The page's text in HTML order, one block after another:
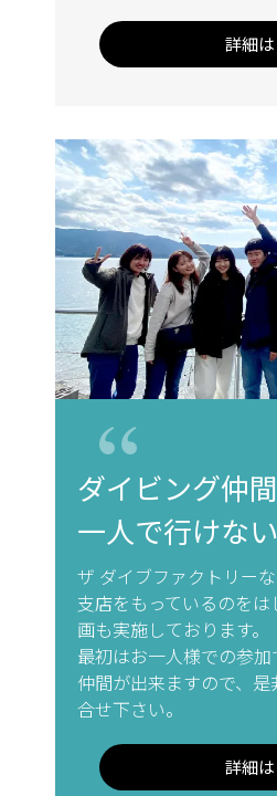
詳細
ダイビング仲
一人で行けない
ザ ダイブファクトリー
支店をもっているのを
画も実施しております。
最初はお一人様での参
仲間が出来ますので、
合せ下さい。
詳細